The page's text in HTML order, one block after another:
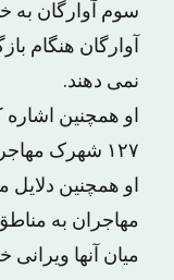
سوم آوارگان به
آوارگان هنگام
نمی دهند.
۱۲۷ شهرک مهاجرنشین وجود دارند.
او همچنین
مهاجران به
میان آنها